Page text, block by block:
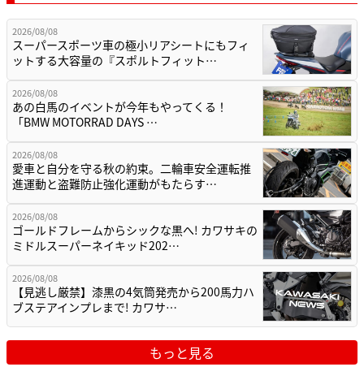
2026/08/08
スーパースポーツ車の極小リアシートにもフィ
ットする大容量の『スポルトフィット…
2026/08/08
あの白馬のイベントが今年もやってくる！
「BMW MOTORRAD DAYS …
2026/08/08
愛車と自分を守る秋の約束。二輪車安全運転推
進運動と盗難防止強化運動がもたらす…
2026/08/08
ゴールドフレームからシックな黒へ! カワサキの
ミドルスーパーネイキッド202…
2026/08/08
【見逃し厳禁】漆黒の4気筒発売から200馬力ハ
ブステアインプレまで! カワサ…
もっと見る